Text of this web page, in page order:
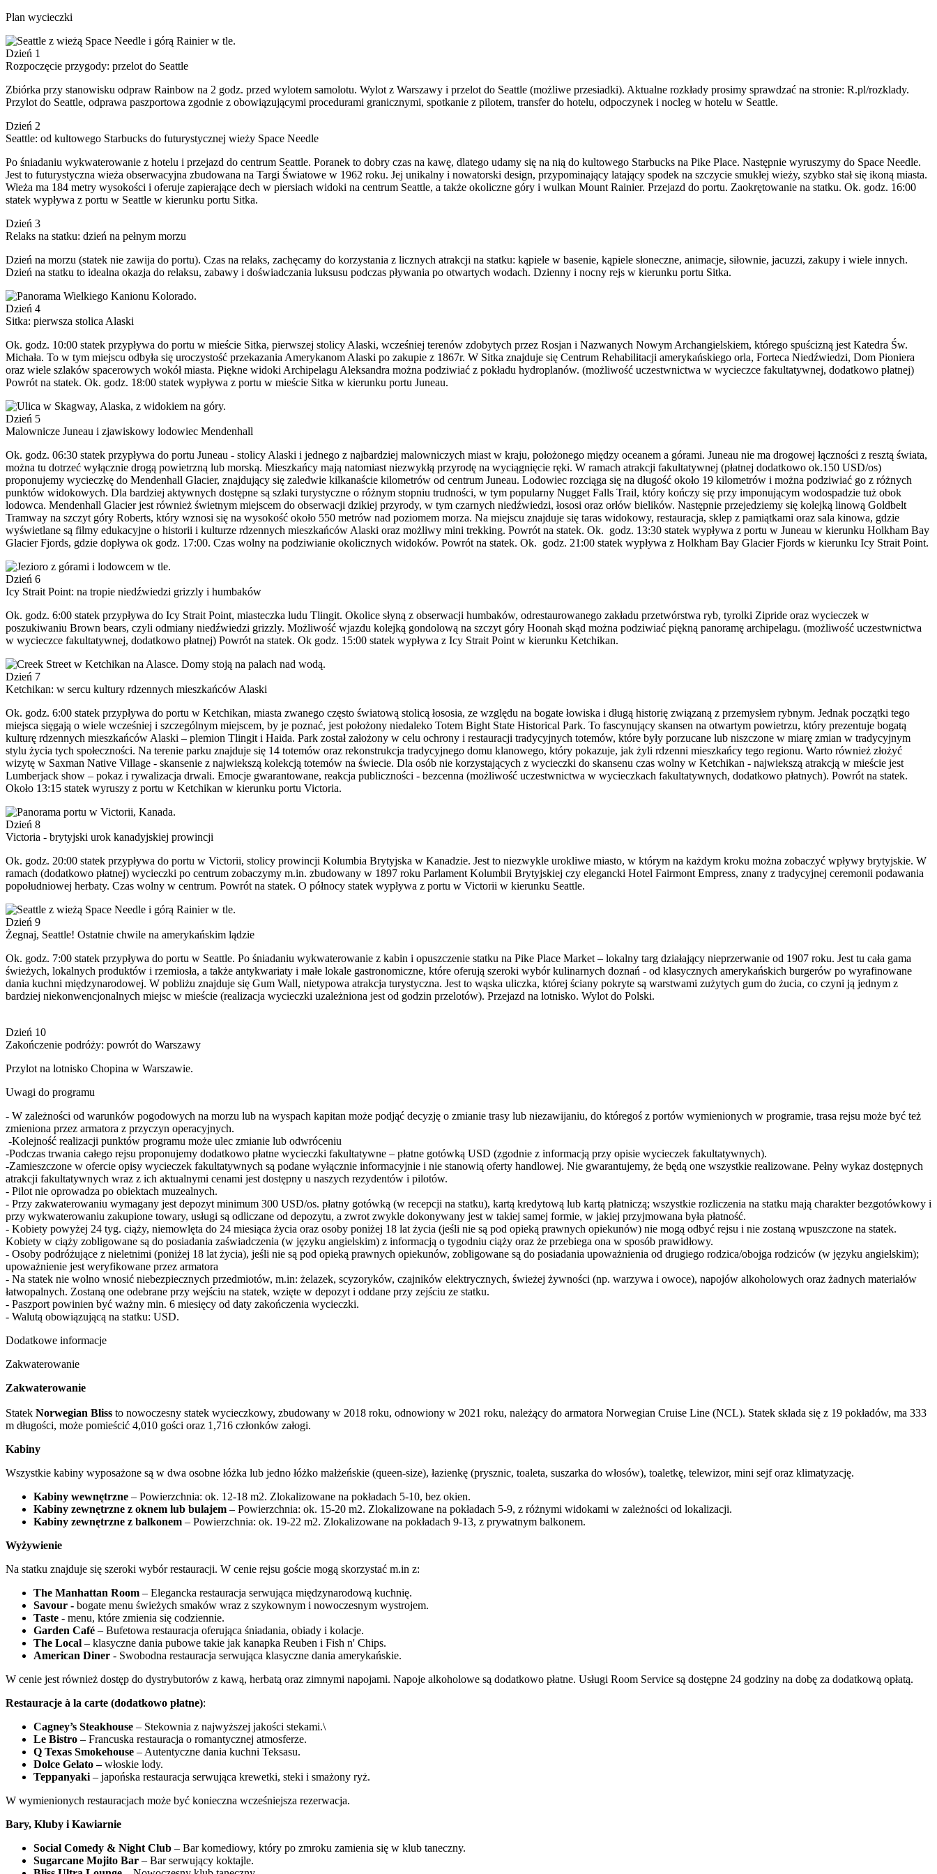
Plan wycieczki
Dzień 1
Rozpoczęcie przygody: przelot do Seattle
Zbiórka przy stanowisku odpraw Rainbow na 2 godz. przed wylotem samolotu. Wylot z Warszawy i przelot do Seattle (możliwe przesiadki). Aktualne rozkłady prosimy sprawdzać na stronie: R.pl/rozklady.
Przylot do Seattle, odprawa paszportowa zgodnie z obowiązującymi procedurami granicznymi, spotkanie z pilotem, transfer do hotelu, odpoczynek i nocleg w hotelu w Seattle.
Dzień 2
Seattle: od kultowego Starbucks do futurystycznej wieży Space Needle
Po śniadaniu wykwaterowanie z hotelu i przejazd do centrum Seattle. Poranek to dobry czas na kawę, dlatego udamy się na nią do kultowego Starbucks na Pike Place. Następnie wyruszymy do Space Needle.
Jest to futurystyczna wieża obserwacyjna zbudowana na Targi Światowe w 1962 roku. Jej unikalny i nowatorski design, przypominający latający spodek na szczycie smukłej wieży, szybko stał się ikoną miasta.
Wieża ma 184 metry wysokości i oferuje zapierające dech w piersiach widoki na centrum Seattle, a także okoliczne góry i wulkan Mount Rainier. Przejazd do portu. Zaokrętowanie na statku. Ok. godz. 16:00
statek wypływa z portu w Seattle w kierunku portu Sitka.
Dzień 3
Relaks na statku: dzień na pełnym morzu
Dzień na morzu (statek nie zawija do portu). Czas na relaks, zachęcamy do korzystania z licznych atrakcji na statku: kąpiele w basenie, kąpiele słoneczne, animacje, siłownie, jacuzzi, zakupy i wiele innych.
Dzień na statku to idealna okazja do relaksu, zabawy i doświadczania luksusu podczas pływania po otwartych wodach. Dzienny i nocny rejs w kierunku portu Sitka.
Dzień 4
Sitka: pierwsza stolica Alaski
Ok. godz. 10:00 statek przypływa do portu w mieście Sitka, pierwszej stolicy Alaski, wcześniej terenów zdobytych przez Rosjan i Nazwanych Nowym Archangielskiem, którego spuścizną jest Katedra Św.
Michała. To w tym miejscu odbyła się uroczystość przekazania Amerykanom Alaski po zakupie z 1867r. W Sitka znajduje się Centrum Rehabilitacji amerykańskiego orla, Forteca Niedźwiedzi, Dom Pioniera
oraz wiele szlaków spacerowych wokół miasta. Piękne widoki Archipelagu Aleksandra można podziwiać z pokładu hydroplanów. (możliwość uczestwnictwa w wycieczce fakultatywnej, dodatkowo płatnej)
Powrót na statek. Ok. godz. 18:00 statek wypływa z portu w mieście Sitka w kierunku portu Juneau.
Dzień 5
Malownicze Juneau i zjawiskowy lodowiec Mendenhall
Ok. godz. 06:30 statek przypływa do portu Juneau - stolicy Alaski i jednego z najbardziej malowniczych miast w kraju, położonego między oceanem a górami. Juneau nie ma drogowej łączności z resztą świata,
można tu dotrzeć wyłącznie drogą powietrzną lub morską. Mieszkańcy mają natomiast niezwykłą przyrodę na wyciągnięcie ręki. W ramach atrakcji fakultatywnej (płatnej dodatkowo ok.150 USD/os)
proponujemy wycieczkę do Mendenhall Glacier, znajdujący się zaledwie kilkanaście kilometrów od centrum Juneau. Lodowiec rozciąga się na długość około 19 kilometrów i można podziwiać go z różnych
punktów widokowych. Dla bardziej aktywnych dostępne są szlaki turystyczne o różnym stopniu trudności, w tym popularny Nugget Falls Trail, który kończy się przy imponującym wodospadzie tuż obok
lodowca. Mendenhall Glacier jest również świetnym miejscem do obserwacji dzikiej przyrody, w tym czarnych niedźwiedzi, łososi oraz orłów bielików. Następnie przejedziemy się kolejką linową Goldbelt
Tramway na szczyt góry Roberts, który wznosi się na wysokość około 550 metrów nad poziomem morza. Na miejscu znajduje się taras widokowy, restauracja, sklep z pamiątkami oraz sala kinowa, gdzie
wyświetlane są filmy edukacyjne o historii i kulturze rdzennych mieszkańców Alaski oraz możliwy mini trekking. Powrót na statek. Ok. godz. 13:30 statek wypływa z portu w Juneau w kierunku Holkham Bay
Glacier Fjords, gdzie dopływa ok godz. 17:00. Czas wolny na podziwianie okolicznych widoków. Powrót na statek. Ok. godz. 21:00 statek wypływa z Holkham Bay Glacier Fjords w kierunku Icy Strait Point.
Dzień 6
Icy Strait Point: na tropie niedźwiedzi grizzly i humbaków
Ok. godz. 6:00 statek przypływa do Icy Strait Point, miasteczka ludu Tlingit. Okolice słyną z obserwacji humbaków, odrestaurowanego zakładu przetwórstwa ryb, tyrolki Zipride oraz wycieczek w
poszukiwaniu Brown bears, czyli odmiany niedźwiedzi grizzly. Możliwość wjazdu kolejką gondolową na szczyt góry Hoonah skąd można podziwiać piękną panoramę archipelagu. (możliwość uczestwnictwa
w wycieczce fakultatywnej, dodatkowo płatnej) Powrót na statek. Ok godz. 15:00 statek wypływa z Icy Strait Point w kierunku Ketchikan.
Dzień 7
Ketchikan: w sercu kultury rdzennych mieszkańców Alaski
Ok. godz. 6:00 statek przypływa do portu w Ketchikan, miasta zwanego często światową stolicą łososia, ze względu na bogate łowiska i długą historię związaną z przemysłem rybnym. Jednak początki tego
miejsca sięgają o wiele wcześniej i szczególnym miejscem, by je poznać, jest położony niedaleko Totem Bight State Historical Park. To fascynujący skansen na otwartym powietrzu, który prezentuje bogatą
kulturę rdzennych mieszkańców Alaski – plemion Tlingit i Haida. Park został założony w celu ochrony i restauracji tradycyjnych totemów, które były porzucane lub niszczone w miarę zmian w tradycyjnym
stylu życia tych społeczności. Na terenie parku znajduje się 14 totemów oraz rekonstrukcja tradycyjnego domu klanowego, który pokazuje, jak żyli rdzenni mieszkańcy tego regionu. Warto również złożyć
wizytę w Saxman Native Village - skansenie z najwiekszą kolekcją totemów na świecie. Dla osób nie korzystających z wycieczki do skansenu czas wolny w Ketchikan - najwiekszą atrakcją w mieście jest
Lumberjack show – pokaz i rywalizacja drwali. Emocje gwarantowane, reakcja publiczności - bezcenna (możliwość uczestwnictwa w wycieczkach fakultatywnych, dodatkowo płatnych). Powrót na statek.
Około 13:15 statek wyruszy z portu w Ketchikan w kierunku portu Victoria.
Dzień 8
Victoria - brytyjski urok kanadyjskiej prowincji
Ok. godz. 20:00 statek przypływa do portu w Victorii, stolicy prowincji Kolumbia Brytyjska w Kanadzie. Jest to niezwykle urokliwe miasto, w którym na każdym kroku można zobaczyć wpływy brytyjskie. W
ramach (dodatkowo płatnej) wycieczki po centrum zobaczymy m.in. zbudowany w 1897 roku Parlament Kolumbii Brytyjskiej czy elegancki Hotel Fairmont Empress, znany z tradycyjnej ceremonii podawania
popołudniowej herbaty. Czas wolny w centrum. Powrót na statek. O północy statek wypływa z portu w Victorii w kierunku Seattle.
Dzień 9
Żegnaj, Seattle! Ostatnie chwile na amerykańskim lądzie
Ok. godz. 7:00 statek przypływa do portu w Seattle. Po śniadaniu wykwaterowanie z kabin i opuszczenie statku na Pike Place Market – lokalny targ działający nieprzerwanie od 1907 roku. Jest tu cała gama
świeżych, lokalnych produktów i rzemiosła, a także antykwariaty i małe lokale gastronomiczne, które oferują szeroki wybór kulinarnych doznań - od klasycznych amerykańskich burgerów po wyrafinowane
dania kuchni międzynarodowej. W pobliżu znajduje się Gum Wall, nietypowa atrakcja turystyczna. Jest to wąska uliczka, której ściany pokryte są warstwami zużytych gum do żucia, co czyni ją jednym z
bardziej niekonwencjonalnych miejsc w mieście (realizacja wycieczki uzależniona jest od godzin przelotów). Przejazd na lotnisko. Wylot do Polski.
Dzień 10
Zakończenie podróży: powrót do Warszawy
Przylot na lotnisko Chopina w Warszawie.
Uwagi do programu
- W zależności od warunków pogodowych na morzu lub na wyspach kapitan może podjąć decyzję o zmianie trasy lub niezawijaniu, do któregoś z portów wymienionych w programie, trasa rejsu może być też
zmieniona przez armatora z przyczyn operacyjnych.
-Kolejność realizacji punktów programu może ulec zmianie lub odwróceniu
-Podczas trwania całego rejsu proponujemy dodatkowo płatne wycieczki fakultatywne – płatne gotówką USD (zgodnie z informacją przy opisie wycieczek fakultatywnych).
-Zamieszczone w ofercie opisy wycieczek fakultatywnych są podane wyłącznie informacyjnie i nie stanowią oferty handlowej. Nie gwarantujemy, że będą one wszystkie realizowane. Pełny wykaz dostępnych
atrakcji fakultatywnych wraz z ich aktualnymi cenami jest dostępny u naszych rezydentów i pilotów.
- Pilot nie oprowadza po obiektach muzealnych.
- Przy zakwaterowaniu wymagany jest depozyt minimum 300 USD/os. płatny gotówką (w recepcji na statku), kartą kredytową lub kartą płatniczą; wszystkie rozliczenia na statku mają charakter bezgotówkowy i
przy wykwaterowaniu zakupione towary, usługi są odliczane od depozytu, a zwrot zwykle dokonywany jest w takiej samej formie, w jakiej przyjmowana była płatność.
- Kobiety powyżej 24 tyg. ciąży, niemowlęta do 24 miesiąca życia oraz osoby poniżej 18 lat życia (jeśli nie są pod opieką prawnych opiekunów) nie mogą odbyć rejsu i nie zostaną wpuszczone na statek.
Kobiety w ciąży zobligowane są do posiadania zaświadczenia (w języku angielskim) z informacją o tygodniu ciąży oraz że przebiega ona w sposób prawidłowy.
- Osoby podróżujące z nieletnimi (poniżej 18 lat życia), jeśli nie są pod opieką prawnych opiekunów, zobligowane są do posiadania upoważnienia od drugiego rodzica/obojga rodziców (w języku angielskim);
upoważnienie jest weryfikowane przez armatora
- Na statek nie wolno wnosić niebezpiecznych przedmiotów, m.in: żelazek, scyzoryków, czajników elektrycznych, świeżej żywności (np. warzywa i owoce), napojów alkoholowych oraz żadnych materiałów
łatwopalnych. Zostaną one odebrane przy wejściu na statek, wzięte w depozyt i oddane przy zejściu ze statku.
- Paszport powinien być ważny min. 6 miesięcy od daty zakończenia wycieczki.
- Walutą obowiązującą na statku: USD.
Dodatkowe informacje
Zakwaterowanie
Zakwaterowanie
Statek Norwegian Bliss to nowoczesny statek wycieczkowy, zbudowany w 2018 roku, odnowiony w 2021 roku, należący do armatora Norwegian Cruise Line (NCL). Statek składa się z 19 pokładów, ma 333
m długości, może pomieścić 4,010 gości oraz 1,716 członków załogi.
Kabiny
Wszystkie kabiny wyposażone są w dwa osobne łóżka lub jedno łóżko małżeńskie (queen-size), łazienkę (prysznic, toaleta, suszarka do włosów), toaletkę, telewizor, mini sejf oraz klimatyzację.
Kabiny wewnętrzne – Powierzchnia: ok. 12-18 m2. Zlokalizowane na pokładach 5-10, bez okien.
Kabiny zewnętrzne z oknem lub bulajem – Powierzchnia: ok. 15-20 m2. Zlokalizowane na pokładach 5-9, z różnymi widokami w zależności od lokalizacji.
Kabiny zewnętrzne z balkonem – Powierzchnia: ok. 19-22 m2. Zlokalizowane na pokładach 9-13, z prywatnym balkonem.
Wyżywienie
Na statku znajduje się szeroki wybór restauracji. W cenie rejsu goście mogą skorzystać m.in z:
The Manhattan Room – Elegancka restauracja serwująca międzynarodową kuchnię.
Savour - bogate menu świeżych smaków wraz z szykownym i nowoczesnym wystrojem.
Taste - menu, które zmienia się codziennie.
Garden Café – Bufetowa restauracja oferująca śniadania, obiady i kolacje.
The Local – klasyczne dania pubowe takie jak kanapka Reuben i Fish n' Chips.
American Diner - Swobodna restauracja serwująca klasyczne dania amerykańskie.
W cenie jest również dostęp do dystrybutorów z kawą, herbatą oraz zimnymi napojami. Napoje alkoholowe są dodatkowo płatne. Usługi Room Service są dostępne 24 godziny na dobę za dodatkową opłatą.
Restauracje à la carte (dodatkowo płatne):
Cagney’s Steakhouse – Stekownia z najwyższej jakości stekami.\
Le Bistro – Francuska restauracja o romantycznej atmosferze.
Q Texas Smokehouse – Autentyczne dania kuchni Teksasu.
Dolce Gelato –włoskie lody.
Teppanyaki – japońska restauracja serwująca krewetki, steki i smażony ryż.
W wymienionych restauracjach może być konieczna wcześniejsza rezerwacja.
Bary, Kluby i Kawiarnie
Social Comedy & Night Club – Bar komediowy, który po zmroku zamienia się w klub taneczny.
Sugarcane Mojito Bar – Bar serwujący koktajle.